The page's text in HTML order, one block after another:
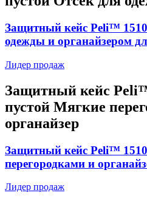
Защитный кейс Peli™
одежды и органайзером
Лидер продаж
Защитный кейс
пустой Мягкие
органайзер
Защитный кейс Peli™
перегородками и
Лидер продаж